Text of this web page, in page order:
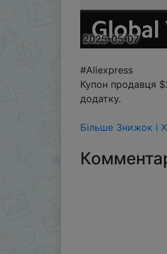
2025-05-07
#Aliexpress
Купон продавця
додатку.
Більше Знижок і